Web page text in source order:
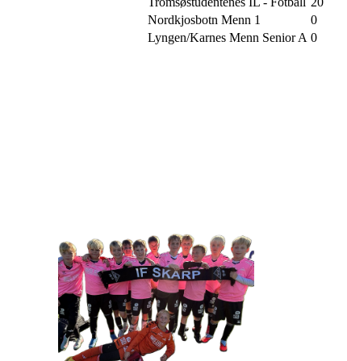
Nordkjosbotn Menn 1
0
Lyngen/Karnes Menn Senior A 0